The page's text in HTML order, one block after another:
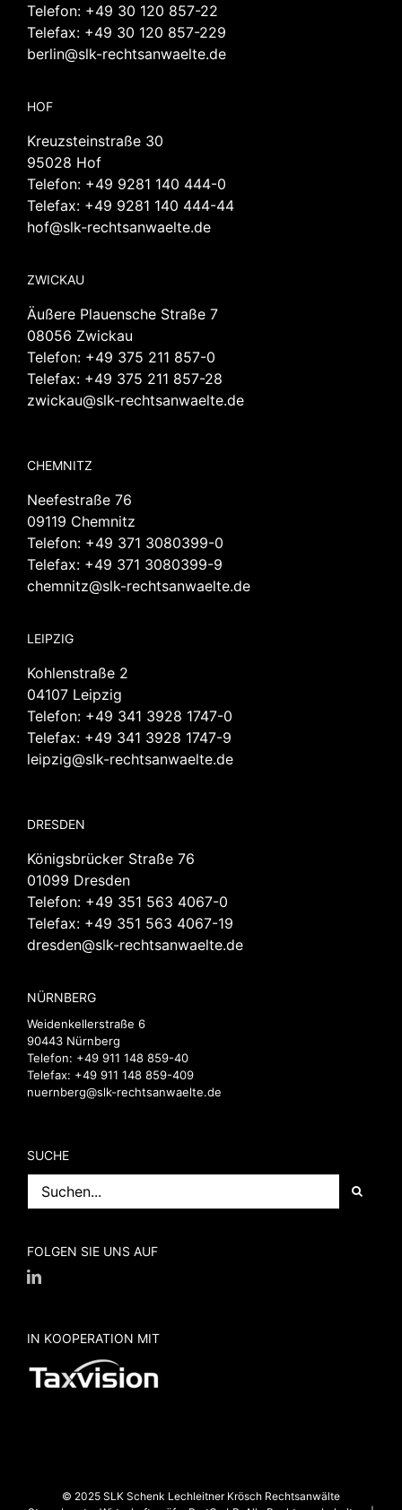
Telefon: +49 30 120 857-22
Telefax: +49 30 120 857-229
berlin@slk-rechtsanwaelte.de
HOF
Kreuzsteinstraße 30
95028 Hof
Telefon: +49 9281 140 444-0
Telefax: +49 9281 140 444-44
hof@slk-rechtsanwaelte.de
ZWICKAU
Äußere Plauensche Straße 7
08056 Zwickau
Telefon: +49 375 211 857-0
Telefax: +49 375 211 857-28
zwickau@slk-rechtsanwaelte.de
CHEMNITZ
Neefestraße 76
09119 Chemnitz
Telefon: +49 371 3080399-0
Telefax: +49 371 3080399-9
chemnitz@slk-rechtsanwaelte.de
LEIPZIG
Kohlenstraße 2
04107 Leipzig
Telefon: +49 341 3928 1747-0
Telefax: +49 341 3928 1747-9
leipzig@slk-rechtsanwaelte.de
DRESDEN
Königsbrücker Straße 76
01099 Dresden
Telefon: +49 351 563 4067-0
Telefax: +49 351 563 4067-19
dresden@slk-rechtsanwaelte.de
NÜRNBERG
Weidenkellerstraße 6
90443 Nürnberg
Telefon: +49 911 148 859-40
Telefax: +49 911 148 859-409
nuernberg@slk-rechtsanwaelte.de
SUCHE
nach:
FOLGEN SIE UNS AUF
IN KOOPERATION MIT
© 2025 SLK Schenk Lechleitner Krösch Rechtsanwälte